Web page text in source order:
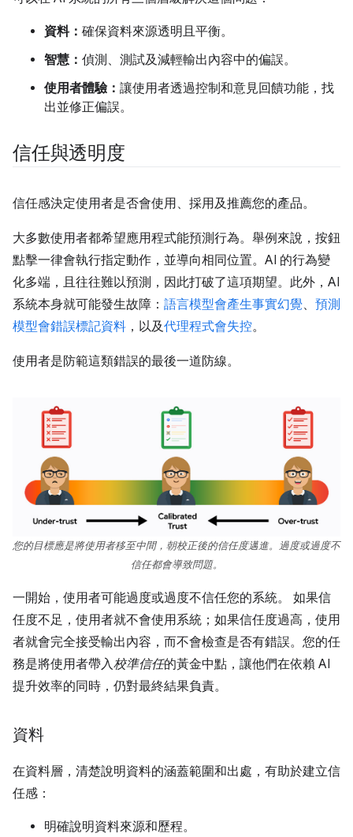
資料： 確保資料來源透明且平衡。
智慧： 偵測、測試及減輕輸出內容中的偏誤。
使用者體驗： 讓使用者透過控制和意見回饋功能，找
出並修正偏誤。
信任與透明度
信任感決定使用者是否會使用、採用及推薦您的產品。
大多數使用者都希望應用程式能預測行為。舉例來說，按鈕
點擊一律會執行指定動作，並導向相同位置。AI 的行為變
化多端，且往往難以預測，因此打破了這項期望。此外，AI
系統本身就可能發生故障： 語言模型會產生事實幻覺、 預測
模型會錯誤標記資料 ，以及代理程式會失控。
使用者是防範這類錯誤的最後一道防線。
您的目標應是將使用者移至中間，朝校正後的信任度邁進。過度或過度不
信任都會導致問題。
一開始，使用者可能過度或過度不信任您的系統。 如果信
任度不足，使用者就不會使用系統；如果信任度過高，使用
者就會完全接受輸出內容，而不會檢查是否有錯誤。您的任
務是將使用者帶入校準信任的黃金中點，讓他們在依賴 AI
提升效率的同時，仍對最終結果負責。
資料
在資料層，清楚說明資料的涵蓋範圍和出處，有助於建立信
任感：
明確說明資料來源和歷程。